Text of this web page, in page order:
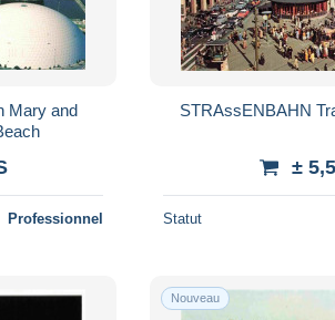
Mary and
Professionnel
STRAssENBAHN
±
Statut
Nouveau